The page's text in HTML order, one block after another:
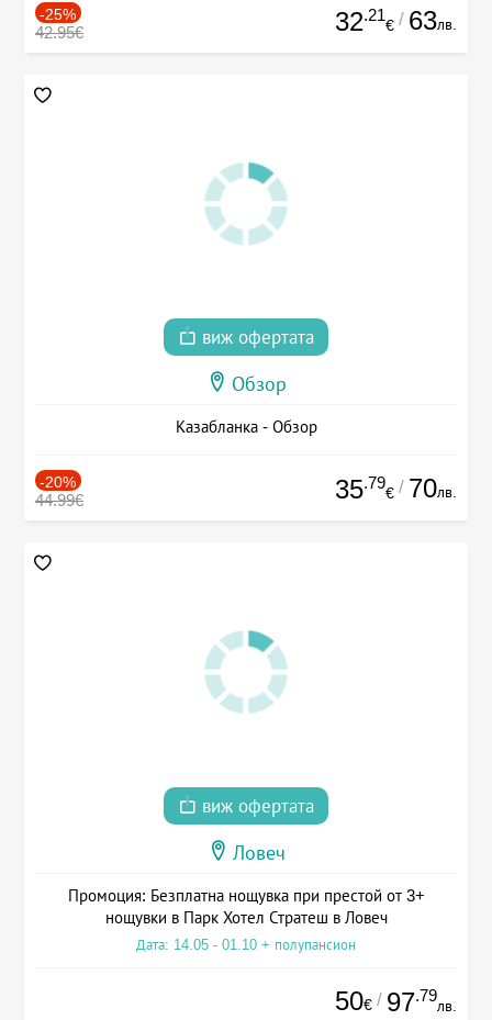
-25%
42.95€ 32.21
€ / 63лв.
виж офертата
Обзор
Казабланка - Обзор
-20%
44.99€ 35.79
€ / 70лв.
виж офертата
Ловеч
Промоция: Безплатна нощувка при престой от 3+
нощувки в Парк Хотел Стратеш в Ловеч
Дата: 14.05 - 01.10 + полупансион
50€ / 97.79
лв.